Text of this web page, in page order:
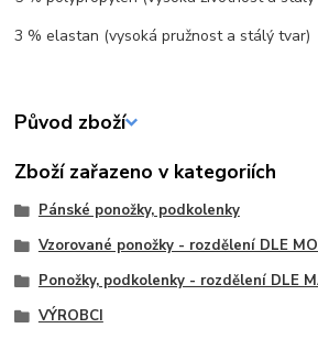
3 % elastan (vysoká pružnost a stálý tvar)
Původ zboží
Zboží zařazeno v kategoriích
Pánské ponožky, podkolenky
Vzorované ponožky - rozdělení DLE
Ponožky, podkolenky - rozdělení DLE
VÝROBCI